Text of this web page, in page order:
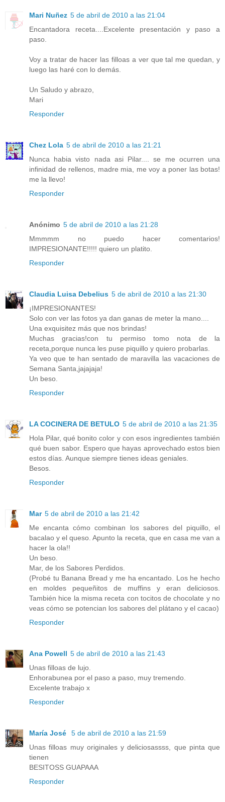
Mari Nuñez 5 de abril de 2010 a las 21:04
Encantadora receta....Excelente presentación y paso a
paso.
Voy a tratar de hacer las filloas a ver que tal me quedan, y
luego las haré con lo demás.
Un Saludo y abrazo,
Mari
Responder
Chez Lola 5 de abril de 2010 a las 21:21
Nunca habia visto nada asi Pilar.... se me ocurren una
infinidad de rellenos, madre mia, me voy a poner las botas!
me la llevo!
Responder
Anónimo 5 de abril de 2010 a las 21:28
Mmmmm no puedo hacer comentarios!
IMPRESIONANTE!!!!! quiero un platito.
Responder
Claudia Luisa Debelius 5 de abril de 2010 a las 21:30
¡IMPRESIONANTES!
Solo con ver las fotos ya dan ganas de meter la mano....
Una exquisitez más que nos brindas!
Muchas gracias!con tu permiso tomo nota de la
receta,porque nunca les puse piquillo y quiero probarlas.
Ya veo que te han sentado de maravilla las vacaciones de
Semana Santa,jajajaja!
Un beso.
Responder
LA COCINERA DE BETULO 5 de abril de 2010 a las 21:35
Hola Pilar, qué bonito color y con esos ingredientes también
qué buen sabor. Espero que hayas aprovechado estos bien
estos días. Aunque siempre tienes ideas geniales.
Besos.
Responder
Mar 5 de abril de 2010 a las 21:42
Me encanta cómo combinan los sabores del piquillo, el
bacalao y el queso. Apunto la receta, que en casa me van a
hacer la ola!!
Un beso.
Mar, de los Sabores Perdidos.
(Probé tu Banana Bread y me ha encantado. Los he hecho
en moldes pequeñitos de muffins y eran deliciosos.
También hice la misma receta con tocitos de chocolate y no
veas cómo se potencian los sabores del plátano y el cacao)
Responder
Ana Powell 5 de abril de 2010 a las 21:43
Unas filloas de lujo.
Enhorabunea por el paso a paso, muy tremendo.
Excelente trabajo x
Responder
María José
5 de abril de 2010 a las 21:59
Unas filloas muy originales y deliciosassss, que pinta que
tienen
BESITOSS GUAPAAA
Responder